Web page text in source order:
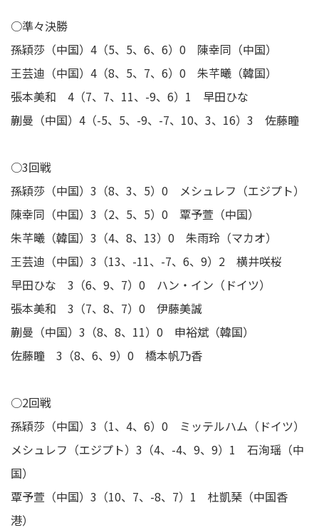
○準々決勝
孫穎莎（中国）4（5、5、6、6）0 陳幸同（中国）
王芸迪（中国）4（8、5、7、6）0 朱芊曦（韓国）
張本美和 4（7、7、11、-9、6）1 早田ひな
蒯曼（中国）4（-5、5、-9、-7、10、3、16）3 佐藤瞳
○3回戦
孫穎莎（中国）3（8、3、5）0 メシュレフ（エジプト）
陳幸同（中国）3（2、5、5）0 覃予萱（中国）
朱芊曦（韓国）3（4、8、13）0 朱雨玲（マカオ）
王芸迪（中国）3（13、-11、-7、6、9）2 横井咲桜
早田ひな 3（6、9、7）0 ハン・イン（ドイツ）
張本美和 3（7、8、7）0 伊藤美誠
蒯曼（中国）3（8、8、11）0 申裕斌（韓国）
佐藤瞳 3（8、6、9）0 橋本帆乃香
○2回戦
孫穎莎（中国）3（1、4、6）0 ミッテルハム（ドイツ）
メシュレフ（エジプト）3（4、-4、9、9）1 石洵瑶（中
国）
覃予萱（中国）3（10、7、-8、7）1 杜凱琹（中国香
港）